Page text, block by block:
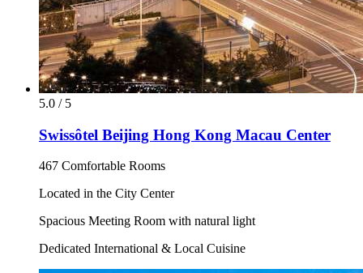
5.0 / 5
Swissôtel Beijing Hong Kong Macau Center
467 Comfortable Rooms
Located in the City Center
Spacious Meeting Room with natural light
Dedicated International & Local Cuisine